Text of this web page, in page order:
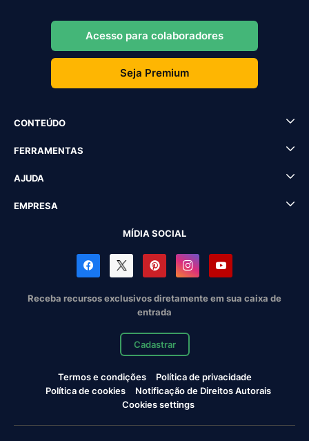
Acesso para colaboradores
Seja Premium
CONTEÚDO
FERRAMENTAS
AJUDA
EMPRESA
MÍDIA SOCIAL
Receba recursos exclusivos diretamente em sua caixa de
entrada
Cadastrar
Termos e condições
Política de privacidade
Política de cookies
Notificação de Direitos Autorais
Cookies settings